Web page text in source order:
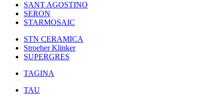
SANT AGOSTINO
SERON
STARMOSAIC
STN CERAMICA
Stroeher Klinker
SUPERGRES
TAGINA
TAU